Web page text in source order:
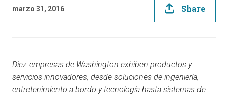
marzo 31, 2016 Share
Diez empresas de Washington exhiben productos y
servicios innovadores, desde soluciones de ingeniería,
entretenimiento a bordo y tecnología hasta sistemas de